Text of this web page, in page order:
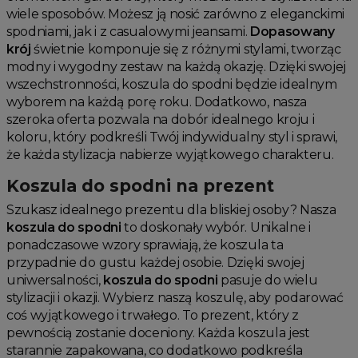
wiele sposobów. Możesz ją nosić zarówno z eleganckimi
spodniami, jak i z casualowymi jeansami. Dopasowany
krój świetnie komponuje się z różnymi stylami, tworząc
modny i wygodny zestaw na każdą okazję. Dzięki swojej
wszechstronności, koszula do spodni będzie idealnym
wyborem na każdą porę roku. Dodatkowo, nasza
szeroka oferta pozwala na dobór idealnego kroju i
koloru, który podkreśli Twój indywidualny styl i sprawi,
że każda stylizacja nabierze wyjątkowego charakteru.
Koszula do spodni na prezent
Szukasz idealnego prezentu dla bliskiej osoby? Nasza
koszula do spodni to doskonały wybór. Unikalne i
ponadczasowe wzory sprawiają, że koszula ta
przypadnie do gustu każdej osobie. Dzięki swojej
uniwersalności, koszula do spodni pasuje do wielu
stylizacji i okazji. Wybierz naszą koszulę, aby podarować
coś wyjątkowego i trwałego. To prezent, który z
pewnością zostanie doceniony. Każda koszula jest
starannie zapakowana, co dodatkowo podkreśla